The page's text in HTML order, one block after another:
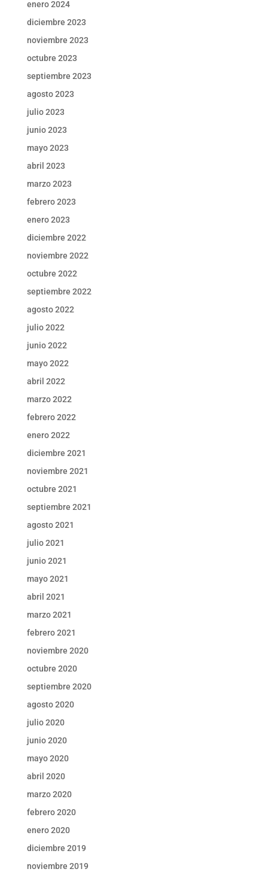
enero 2024
diciembre 2023
noviembre 2023
octubre 2023
septiembre 2023
agosto 2023
julio 2023
junio 2023
mayo 2023
abril 2023
marzo 2023
febrero 2023
enero 2023
diciembre 2022
noviembre 2022
octubre 2022
septiembre 2022
agosto 2022
julio 2022
junio 2022
mayo 2022
abril 2022
marzo 2022
febrero 2022
enero 2022
diciembre 2021
noviembre 2021
octubre 2021
septiembre 2021
agosto 2021
julio 2021
junio 2021
mayo 2021
abril 2021
marzo 2021
febrero 2021
noviembre 2020
octubre 2020
septiembre 2020
agosto 2020
julio 2020
junio 2020
mayo 2020
abril 2020
marzo 2020
febrero 2020
enero 2020
diciembre 2019
noviembre 2019